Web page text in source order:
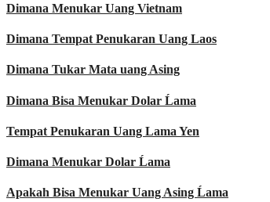
Dimana Menukar Uang Vietnam
Dimana Tempat Penukaran Uang Laos
Dimana Tukar Mata uang Asing
Dimana Bisa Menukar Dolar Ĺama
Tempat Penukaran Uang Lama Yen
Dimana Menukar Dolar Ĺama
Apakah Bisa Menukar Uang Asing Ĺama